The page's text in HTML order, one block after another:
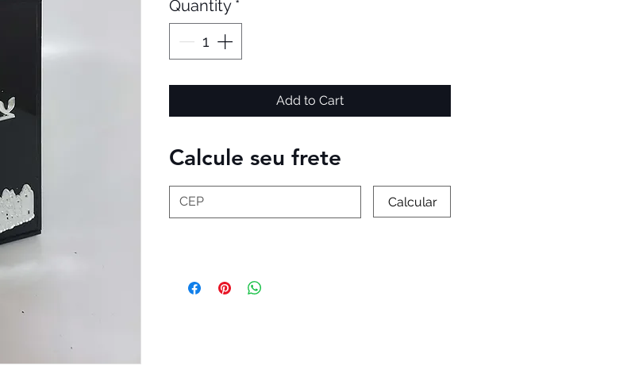
Quantity *
Add to Cart
Calcule seu frete
Calcular